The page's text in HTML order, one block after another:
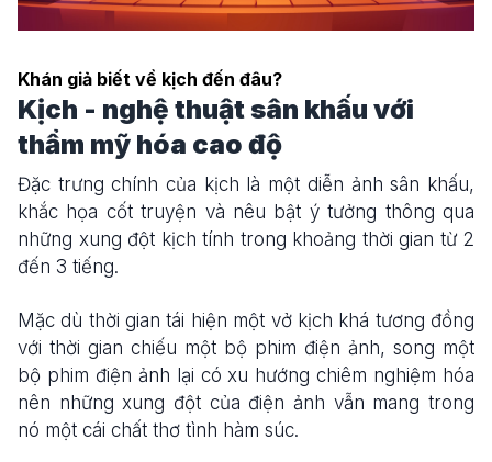
Khán giả biết về kịch đến đâu?
Kịch - nghệ thuật sân khấu với
thẩm mỹ hóa cao độ
Đặc trưng chính của kịch là một diễn ảnh sân khấu,
khắc họa cốt truyện và nêu bật ý tưởng thông qua
những xung đột kịch tính trong khoảng thời gian từ 2
đến 3 tiếng.
Mặc dù thời gian tái hiện một vở kịch khá tương đồng
với thời gian chiếu một bộ phim điện ảnh, song một
bộ phim điện ảnh lại có xu hướng chiêm nghiệm hóa
nên những xung đột của điện ảnh vẫn mang trong
nó một cái chất thơ tình hàm súc.